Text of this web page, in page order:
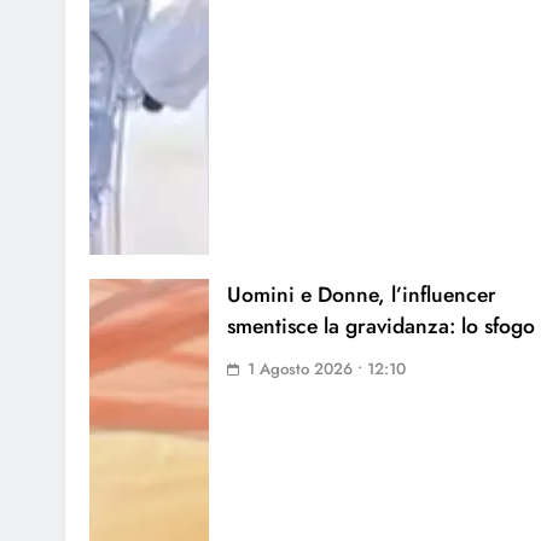
Uomini e Donne, l’influencer
smentisce la gravidanza: lo sfogo
1 Agosto 2026 • 12:10